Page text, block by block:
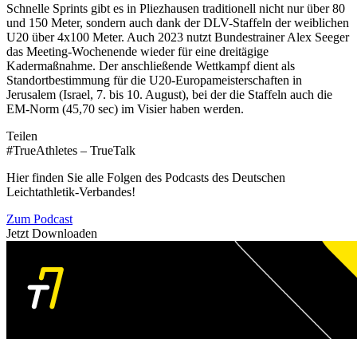
Schnelle Sprints gibt es in Pliezhausen traditionell nicht nur über 80
und 150 Meter, sondern auch dank der DLV-Staffeln der weiblichen
U20 über 4x100 Meter. Auch 2023 nutzt Bundestrainer Alex Seeger
das Meeting-Wochenende wieder für eine dreitägige
Kadermaßnahme. Der anschließende Wettkampf dient als
Standortbestimmung für die U20-Europameisterschaften in
Jerusalem (Israel, 7. bis 10. August), bei der die Staffeln auch die
EM-Norm (45,70 sec) im Visier haben werden.
Teilen
#TrueAthletes – TrueTalk
Hier finden Sie alle Folgen des Podcasts des Deutschen
Leichtathletik-Verbandes!
Zum Podcast
Jetzt Downloaden